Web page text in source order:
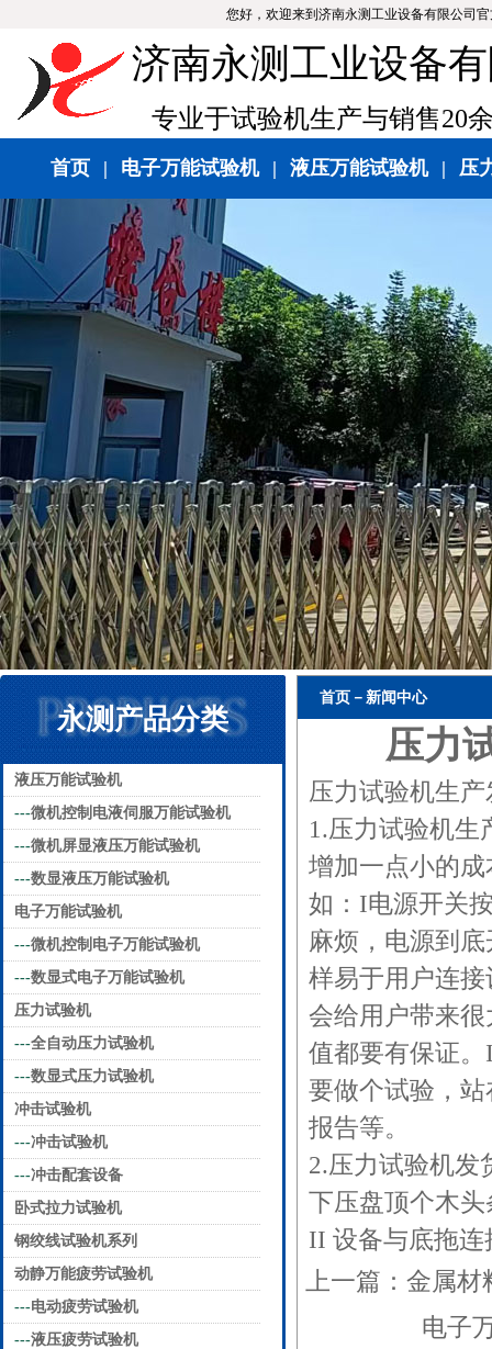
您好，欢迎来到济南永测工业设备有限公司
济南永测工业设备
专业于试验机生产与销售20
首页 | 电子万能试验机 | 液压万能试验机 | 压
永测产品分类
液压万能试验机
---微机控制电液伺服万能试验机
---微机屏显液压万能试验机
---数显液压万能试验机
电子万能试验机
---微机控制电子万能试验机
---数显式电子万能试验机
压力试验机
---全自动压力试验机
---数显式压力试验机
冲击试验机
---冲击试验机
---冲击配套设备
卧式拉力试验机
钢绞线试验机系列
动静万能疲劳试验机
---电动疲劳试验机
---液压疲劳试验机
首页－新闻中心
压力
压力试验机生
1.压力试验机生
增加一点小的
如：I电源开关
麻烦，电源到
样易于用户连
会给用户带来
值都要有保证
要做个试验，
报告等。
2.压力试验机发
下压盘顶个木
II 设备与底拖
上一篇： 金属材
电子